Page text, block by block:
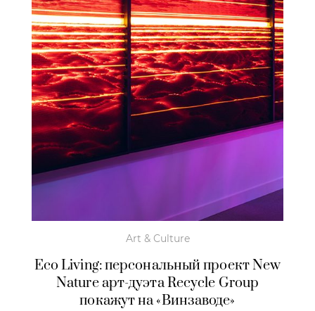
Art & Culture
Eco Living: персональный проект New
Nature арт-дуэта Recycle Group
покажут на «Винзаводе»